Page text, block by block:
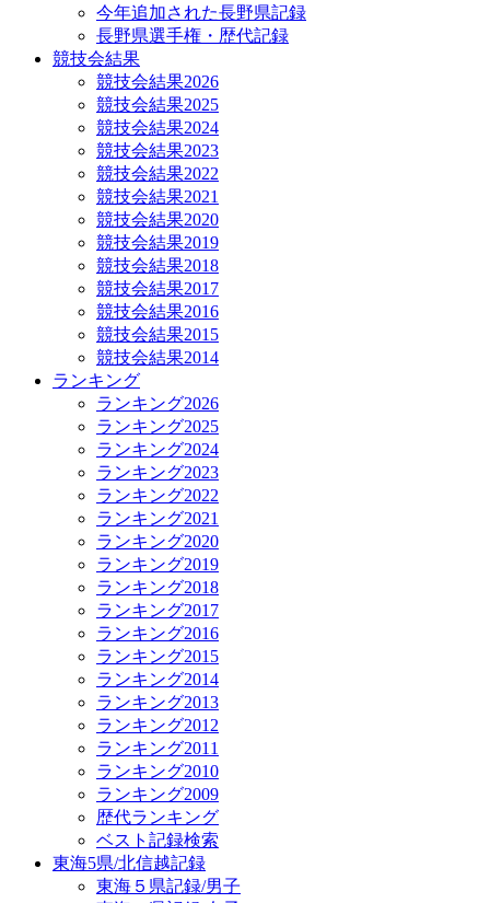
今年追加された長野県記録
長野県選手権・歴代記録
競技会結果
競技会結果2026
競技会結果2025
競技会結果2024
競技会結果2023
競技会結果2022
競技会結果2021
競技会結果2020
競技会結果2019
競技会結果2018
競技会結果2017
競技会結果2016
競技会結果2015
競技会結果2014
ランキング
ランキング2026
ランキング2025
ランキング2024
ランキング2023
ランキング2022
ランキング2021
ランキング2020
ランキング2019
ランキング2018
ランキング2017
ランキング2016
ランキング2015
ランキング2014
ランキング2013
ランキング2012
ランキング2011
ランキング2010
ランキング2009
歴代ランキング
ベスト記録検索
東海5県/北信越記録
東海５県記録/男子